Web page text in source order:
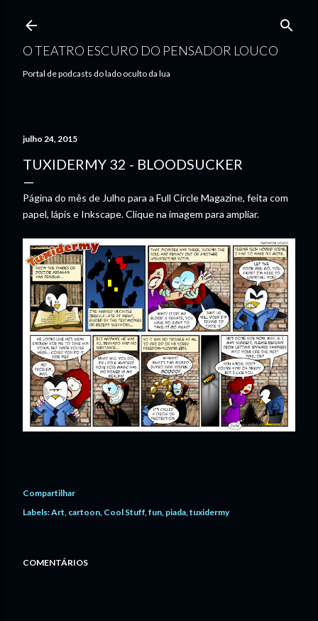
O TEATRO ESCURO DO PENSADOR LOUCO
Portal de podcasts do lado oculto da lua
julho 24, 2015
TUXIDERMY 32 - BLOODSUCKER
Página do mês de Julho para a Full Circle Magazine, feita com
papel, lápis e Inkscape. Clique na imagem para ampliar.
Compartilhar
Labels:Art cartoon Cool Stuff fun piada tuxidermy
COMENTÁRIOS